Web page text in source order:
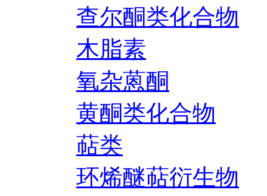
查尔酮类化合物
木脂素
氧杂蒽酮
黄酮类化合物
萜类
环烯醚萜衍生物